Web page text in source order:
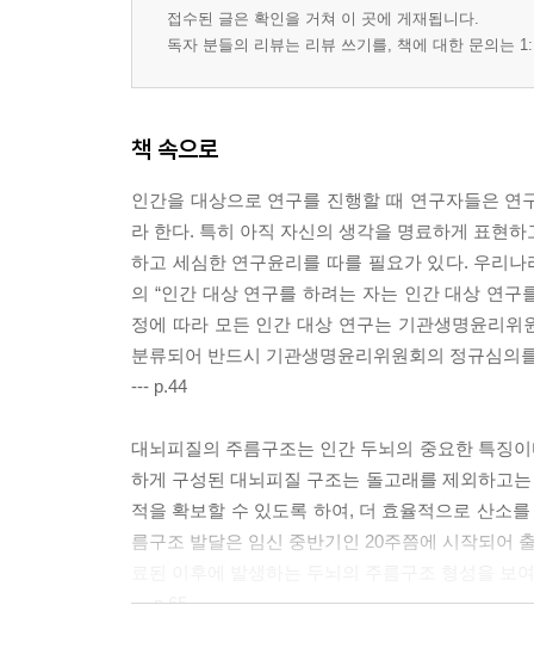
접수된 글은 확인을 거쳐 이 곳에 게재됩니다.
독자 분들의 리뷰는 리뷰 쓰기를, 책에 대한 문의는
책 속으로
인간을 대상으로 연구를 진행할 때 연구자들은
라 한다. 특히 아직 자신의 생각을 명료하게 표현
하고 세심한 연구윤리를 따를 필요가 있다. 우리
의 “인간 대상 연구를 하려는 자는 인간 대상 연
정에 따라 모든 인간 대상 연구는 기관생명윤리위
분류되어 반드시 기관생명윤리위원회의 정규심의
--- p.44
대뇌피질의 주름구조는 인간 두뇌의 중요한 특징
하게 구성된 대뇌피질 구조는 돌고래를 제외하고
적을 확보할 수 있도록 하여, 더 효율적으로 산소
름구조 발달은 임신 중반기인 20주쯤에 시작되어
--- p.65